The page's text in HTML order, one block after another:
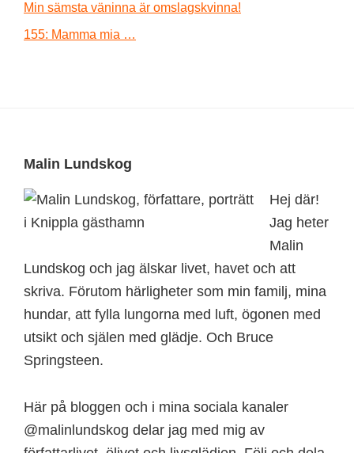
Min sämsta väninna är omslagskvinna!
155: Mamma mia …
Footer
Malin Lundskog
Hej där!
Jag heter
Malin
Lundskog och jag älskar livet, havet och att
skriva. Förutom härligheter som min familj, mina
hundar, att fylla lungorna med luft, ögonen med
utsikt och själen med glädje. Och Bruce
Springsteen.
Här på bloggen och i mina sociala kanaler
@malinlundskog delar jag med mig av